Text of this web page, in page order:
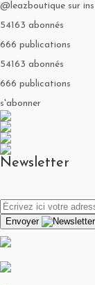
@leazboutique sur
54163 abonnés
666 publications
54163 abonnés
666 publications
s'abonner
Newsletter
Envoyer